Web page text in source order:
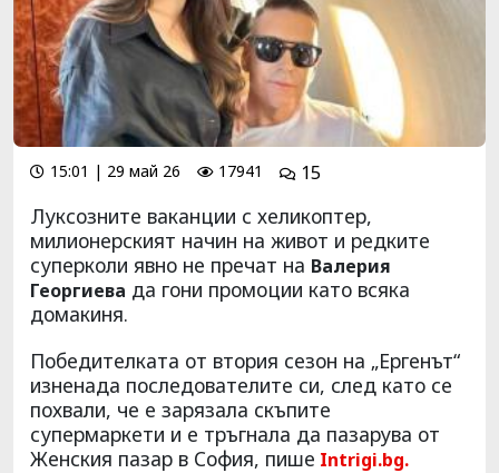
15:01 | 29 май 26 17941 15
Луксозните ваканции с хеликоптер,
милионерският начин на живот и редките
суперколи явно не пречат на Валерия
Георгиева да гони промоции като всяка
домакиня.
Победителката от втория сезон на „Ергенът“
изненада последователите си, след като се
похвали, че е зарязала скъпите
супермаркети и е тръгнала да пазарува от
Женския пазар в София, пише Intrigi.bg.